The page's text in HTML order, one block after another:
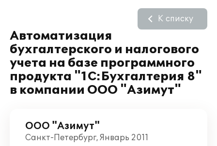
Автоматизация
бухгалтерского и налогового
учета на базе программного
продукта "1C:Бухгалтерия 8"
в компании ООО "Азимут"
К списку
ООО "Азимут"
Санкт-Петербург, Январь 2011